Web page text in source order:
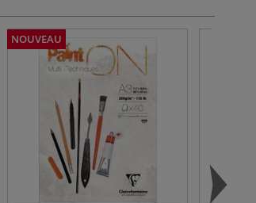
NOUVEAU